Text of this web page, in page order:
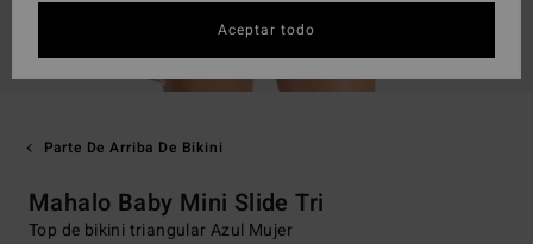
Parte De Arriba De Bikini
Mahalo Baby Mini Slide Tri
Top de bikini triangular Azul Mujer
Aceptar todo